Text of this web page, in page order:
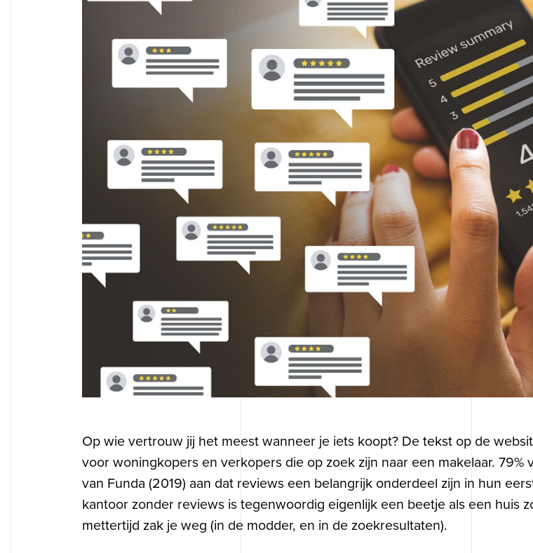
Op wie vertrouw jij het meest wanneer je iets koopt? De tekst op de
voor woningkopers en verkopers die op zoek zijn naar een makelaar. 79%
van Funda (2019) aan dat reviews een belangrijk onderdeel zijn in hun
kantoor zonder reviews is tegenwoordig eigenlijk een beetje als een huis
mettertijd zak je weg (in de modder, en in de zoekresultaten).